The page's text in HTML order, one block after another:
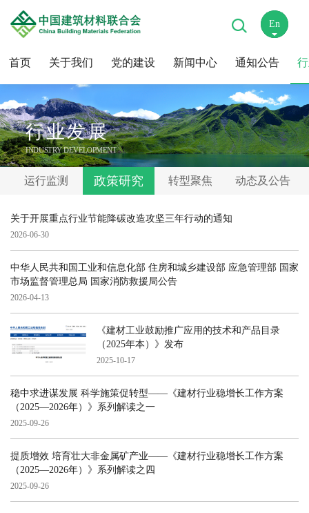
首页 关于我们 党的建设 新闻中心 通知公告
En
中
行业发展
INDUSTRY DEVELOPMENT
运行监测 政策研究 转型聚焦 动态及公告
关于开展重点行业节能降碳改造攻坚三年行动的通知
2026-06-30
中华人民共和国工业和信息化部 住房和城乡建设部 应急管理部 国家
市场监督管理总局 国家消防救援局公告
2026-04-13
《建材工业鼓励推广应用的技术和产品目录
（2025年本）》发布
2025-10-17
稳中求进谋发展 科学施策促转型——《建材行业稳增长工作方案
（2025—2026年）》系列解读之一
2025-09-26
提质增效 培育壮大非金属矿产业——《建材行业稳增长工作方案
（2025—2026年）》系列解读之四
2025-09-26